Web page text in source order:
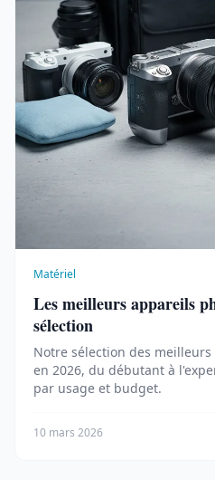
Matériel
Les meilleurs appareils
sélection
Notre sélection des
en 2026, du débutant à
par usage et budget.
10 mars 2026